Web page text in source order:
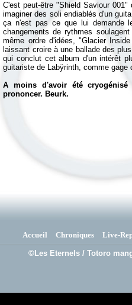
C'est peut-être "Shield Saviour
imaginer des soli endiablés d'un
ça n'est pas ce que lui demande
changements de rythmes
même ordre d'idées, "Glacier
laissant croire à une ballade des
qui conclut cet album d'un intérêt
guitariste de Labÿrinth, comme gage
A moins d'avoir été
prononcer. Beurk.
Accueil Chroniques Live-
©Les Eternels / Totoro